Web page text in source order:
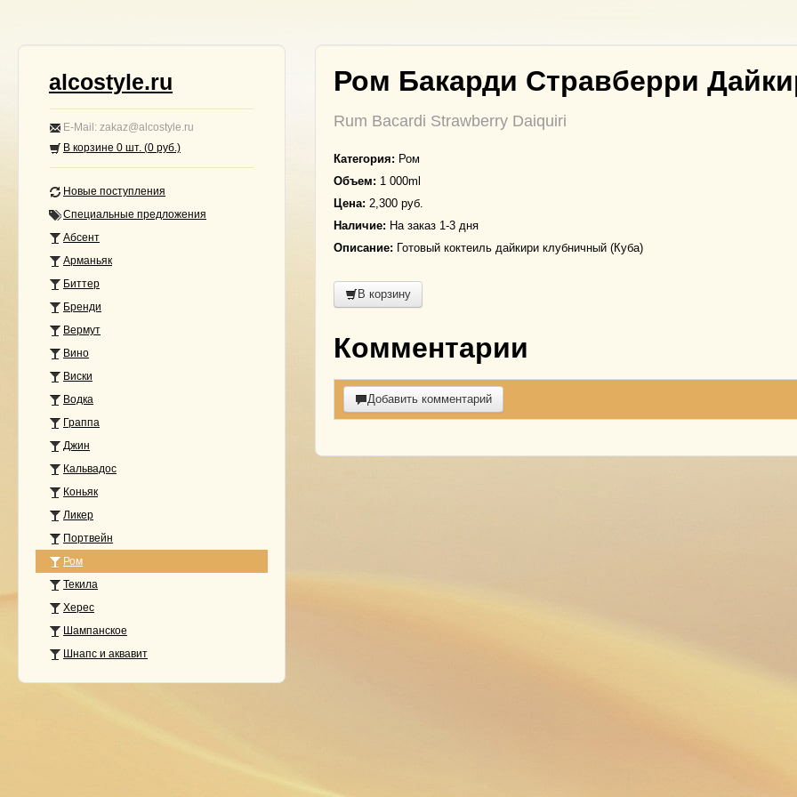
alcostyle.ru
E-Mail: zakaz@alcostyle.ru
В корзине 0 шт. (0 руб.)
Новые поступления
Специальные предложения
Абсент
Арманьяк
Биттер
Бренди
Вермут
Вино
Виски
Водка
Граппа
Джин
Кальвадос
Коньяк
Ликер
Портвейн
Ром
Текила
Херес
Шампанское
Шнапс и аквавит
Ром Бакарди Стравберри
Rum Bacardi Strawberry Daiquiri
Категория: Ром
Объем: 1 000ml
Цена: 2,300 руб.
Наличие: На заказ 1-3 дня
Описание: Готовый коктеиль дайкири клубничный (Куба)
В корзину
Комментарии
Добавить комментарий